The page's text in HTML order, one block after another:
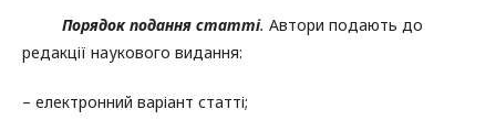
Порядок подання статті. Автори подають до
редакції наукового видання:
– електронний варіант статті;